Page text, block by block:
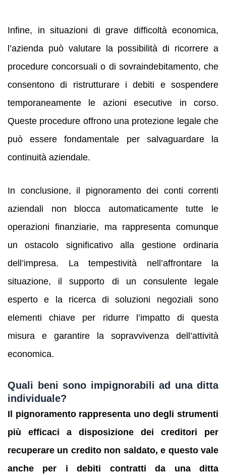
Infine, in situazioni di grave difficoltà economica,
l’azienda può valutare la possibilità di ricorrere a
procedure concorsuali o di sovraindebitamento, che
consentono di ristrutturare i debiti e sospendere
temporaneamente le azioni esecutive in corso.
Queste procedure offrono una protezione legale che
può essere fondamentale per salvaguardare la
continuità aziendale.
In conclusione, il pignoramento dei conti correnti
aziendali non blocca automaticamente tutte le
operazioni finanziarie, ma rappresenta comunque
un ostacolo significativo alla gestione ordinaria
dell’impresa. La tempestività nell’affrontare la
situazione, il supporto di un consulente legale
esperto e la ricerca di soluzioni negoziali sono
elementi chiave per ridurre l’impatto di questa
misura e garantire la sopravvivenza dell’attività
economica.
Quali beni sono impignorabili ad una ditta
individuale?
Il pignoramento rappresenta uno degli strumenti
più efficaci a disposizione dei creditori per
recuperare un credito non saldato, e questo vale
anche per i debiti contratti da una ditta